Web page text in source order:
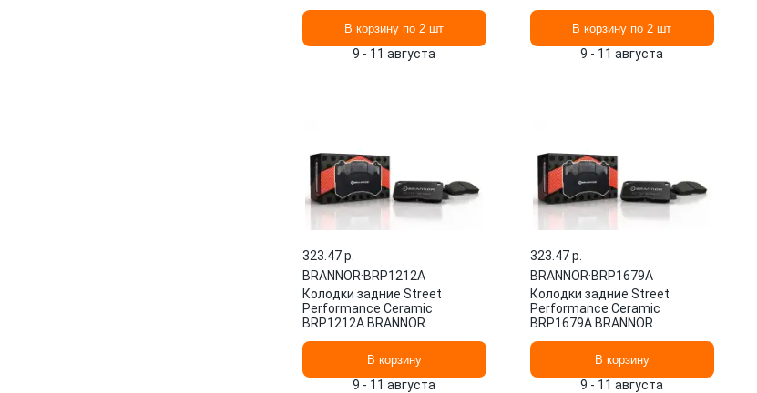
В корзину по 2 шт
9 - 11 августа
В корзину по 2 шт
9 - 11 августа
323.47 p.
BRANNOR·BRP1212A
Колодки задние Street
Performance Ceramic
BRP1212A BRANNOR
В корзину
9 - 11 августа
323.47 p.
BRANNOR·BRP1679A
Колодки задние Street
Performance Ceramic
BRP1679A BRANNOR
В корзину
9 - 11 августа